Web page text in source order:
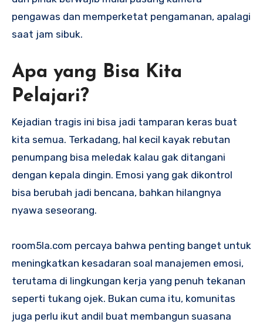
pengawas dan memperketat pengamanan, apalagi
saat jam sibuk.
Apa yang Bisa Kita
Pelajari?
Kejadian tragis ini bisa jadi tamparan keras buat
kita semua. Terkadang, hal kecil kayak rebutan
penumpang bisa meledak kalau gak ditangani
dengan kepala dingin. Emosi yang gak dikontrol
bisa berubah jadi bencana, bahkan hilangnya
nyawa seseorang.
room5la.com percaya bahwa penting banget untuk
meningkatkan kesadaran soal manajemen emosi,
terutama di lingkungan kerja yang penuh tekanan
seperti tukang ojek. Bukan cuma itu, komunitas
juga perlu ikut andil buat membangun suasana